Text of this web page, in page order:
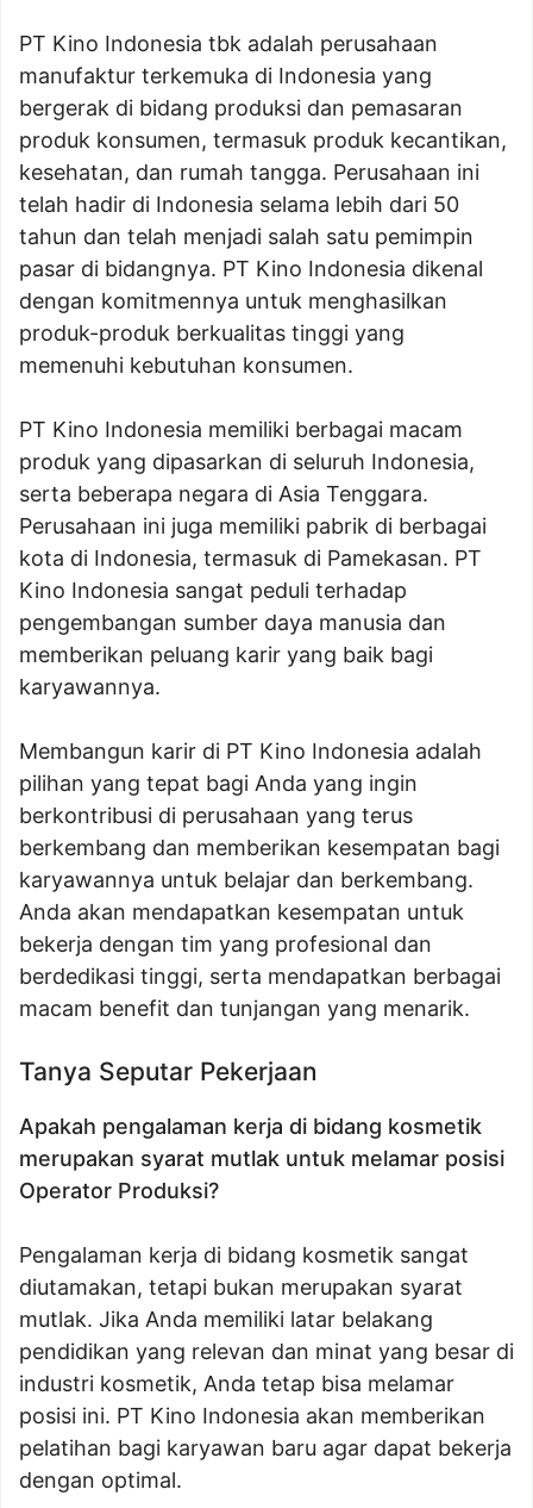
PT Kino Indonesia tbk adalah perusahaan
manufaktur terkemuka di Indonesia yang
bergerak di bidang produksi dan pemasaran
produk konsumen, termasuk produk kecantikan,
kesehatan, dan rumah tangga. Perusahaan ini
telah hadir di Indonesia selama lebih dari 50
tahun dan telah menjadi salah satu pemimpin
pasar di bidangnya. PT Kino Indonesia dikenal
dengan komitmennya untuk menghasilkan
produk-produk berkualitas tinggi yang
memenuhi kebutuhan konsumen.
PT Kino Indonesia memiliki berbagai macam
produk yang dipasarkan di seluruh Indonesia,
serta beberapa negara di Asia Tenggara.
Perusahaan ini juga memiliki pabrik di berbagai
kota di Indonesia, termasuk di Pamekasan. PT
Kino Indonesia sangat peduli terhadap
pengembangan sumber daya manusia dan
memberikan peluang karir yang baik bagi
karyawannya.
Membangun karir di PT Kino Indonesia adalah
pilihan yang tepat bagi Anda yang ingin
berkontribusi di perusahaan yang terus
berkembang dan memberikan kesempatan bagi
karyawannya untuk belajar dan berkembang.
Anda akan mendapatkan kesempatan untuk
bekerja dengan tim yang profesional dan
berdedikasi tinggi, serta mendapatkan berbagai
macam benefit dan tunjangan yang menarik.
Tanya Seputar Pekerjaan
Apakah pengalaman kerja di bidang kosmetik
merupakan syarat mutlak untuk melamar posisi
Operator Produksi?
Pengalaman kerja di bidang kosmetik sangat
diutamakan, tetapi bukan merupakan syarat
mutlak. Jika Anda memiliki latar belakang
pendidikan yang relevan dan minat yang besar di
industri kosmetik, Anda tetap bisa melamar
posisi ini. PT Kino Indonesia akan memberikan
pelatihan bagi karyawan baru agar dapat bekerja
dengan optimal.